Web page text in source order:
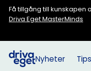
Få tillgång till
Driva Eget MasterMinds
Nyheter